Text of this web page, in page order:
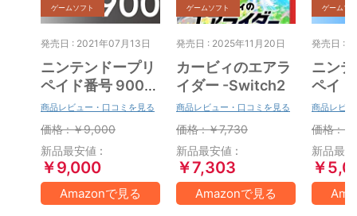
ゲームソフト
発売日 : 2021年07月13日
ニンテンドープリ
ペイド番号 9000
円|オンラインコー
ド版
商品レビュー・口コミを見る
価格 : ￥9,000
新品最安値 :
￥9,000
Amazonで見る
ゲームソフト
発売日 : 2025年11月20日
カービィのエアラ
イダー -Switch2
商品レビュー・口コミを見る
価格 : ￥7,730
新品最安値 :
￥7,303
Amazonで見る
ゲームソ
発売日 :
ニン
ペイ
円|オ
ド版
商品レビ
価格 :
新品最
￥